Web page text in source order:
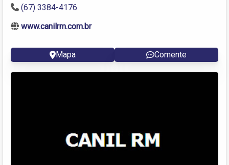
(67) 3384-4176
www.canilrm.com.br
Mapa Comente